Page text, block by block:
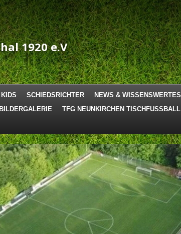
1920 e.V
SCHIEDSRICHTER NEWS & WISSENSWERTES
BILDERGALERIE TFG NEUNKIRCHEN TISCHFUSSBALL